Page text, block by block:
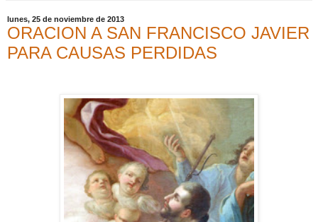
lunes, 25 de noviembre de 2013
ORACION A SAN FRANCISCO JAVIER
PARA CAUSAS PERDIDAS